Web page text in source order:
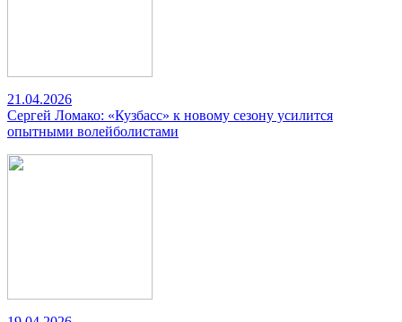
21.04.2026
Сергей Ломако: «Кузбасс» к новому сезону усилится
опытными волейболистами